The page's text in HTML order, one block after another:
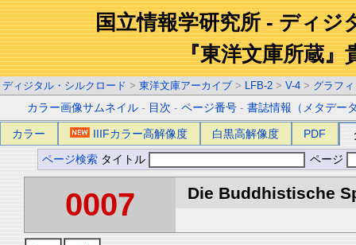
国立情報学研究所 - ディジ
『東洋文庫所蔵』
ディジタル・シルクロード > 東洋文庫アーカイブ > LFB-2 > V-4 > グラフ
カラー画像サムネイル - 目次 -ページ番号 -書誌情報（メタデー
カラー IIIFカラー高解像度 白黒高解像度 PDF
ページ検索 タイトル ページ
0007 Die Buddhistische